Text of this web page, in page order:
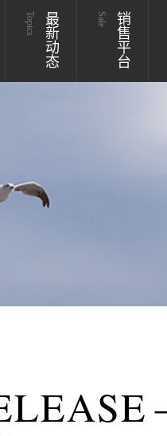
最新动态
Topics 销售平台
Sale